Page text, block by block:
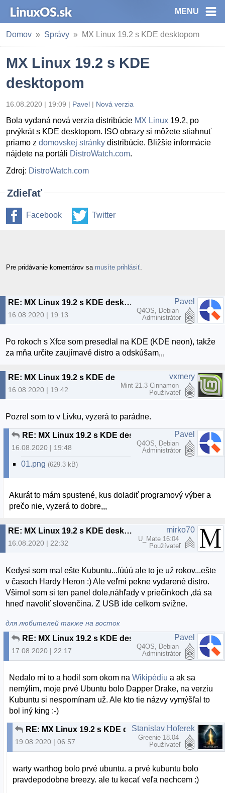
MENU
Domov Správy MX Linux 19.2 s KDE desktopom
MX Linux 19.2 s KDE
desktopom
16.08.2020 | 19:09 | Pavel | Nová verzia
Bola vydaná nová verzia distribúcie MX Linux 19.2, po
prvýkrát s KDE desktopom. ISO obrazy si môžete stiahnuť
priamo z domovskej stránky distribúcie. Bližšie informácie
nájdete na portáli DistroWatch.com.
Zdroj: DistroWatch.com
Zdieľať
Facebook Twitter
Pre pridávanie komentárov sa musíte prihlásiť
RE: MX Linux 19.2 s KDE desktopom
16.08.2020 | 19:13
Pavel
Q4OS, Debian
Administrátor
Po rokoch s Xfce som presedlal na KDE (KDE neon), takže
za mňa určite zaujímavé distro a odskúšam,,,
16.08.2020 | 19:42
vxmery
Mint 21.3 Cinnamon
Používateľ
Pozrel som to v Livku, vyzerá to parádne.
16.08.2020 | 19:48
Pavel
Q4OS, Debian
Administrátor
01.png (629.3 kB)
Akurát to mám spustené, kus doladiť programový výber a
prečo nie, vyzerá to dobre,,,
RE: MX Linux 19.2 s KDE desktopom
16.08.2020 | 22:32
mirko70
U_Mate 16:04
Používateľ
Kedysi som mal ešte Kubuntu...fúúú ale to je už rokov...ešte
v časoch Hardy Heron :) Ale veľmi pekne vydarené distro.
Všimol som si ten panel dole,náhľady v priečinkoch ,dá sa
hneď navoliť slovenčina. Z USB ide celkom svižne.
для любителей также на восток
17.08.2020 | 22:17
Pavel
Q4OS, Debian
Administrátor
Nedalo mi to a hodil som okom naWikipédiu a ak sa
nemýlim, moje prvé Ubuntu bolo Dapper Drake, na verziu
Kubuntu si nespomínam už. Ale kto tie názvy vymýšľal to
bol iný king :-)
RE: MX Linux 19.2 s KDE desktopom
19.08.2020 | 06:57
Stanislav Hoferek
Greenie 18.04
Používateľ
warty warthog bolo prvé ubuntu. a prvé kubuntu bolo
pravdepodobne breezy. ale tu kecať veľa nechcem :)